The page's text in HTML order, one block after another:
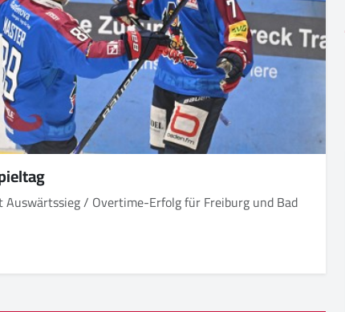
/ Overtime-Erfolg für Freiburg und Bad